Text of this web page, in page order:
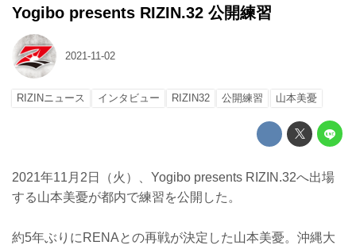
Yogibo presents RIZIN.32 公開練習
2021-11-02
RIZINニュース インタビュー RIZIN32 公開練習 山本美憂
2021年11月2日（火）、Yogibo presents RIZIN.32へ出場
する山本美憂が都内で練習を公開した。
約5年ぶりにRENAとの再戦が決定した山本美憂。沖縄大